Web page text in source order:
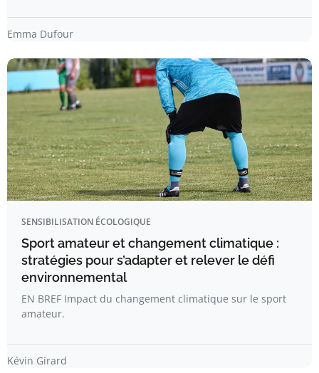
Emma Dufour
SENSIBILISATION ÉCOLOGIQUE
Sport amateur et changement climatique :
stratégies pour s’adapter et relever le défi
environnemental
EN BREF Impact du changement climatique sur le sport
amateur.
Kévin Girard